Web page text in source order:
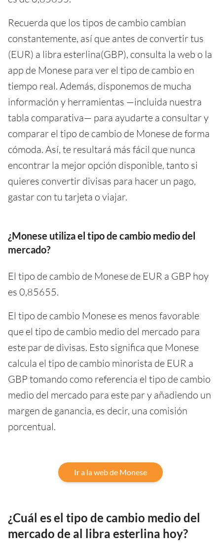
Recuerda que los tipos de cambio cambian
constantemente, así que antes de convertir tus
(EUR) a libra esterlina(GBP), consulta la web o la
app de Monese para ver el tipo de cambio en
tiempo real. Además, disponemos de mucha
información y herramientas —incluida nuestra
tabla comparativa— para ayudarte a consultar y
comparar el tipo de cambio de Monese de forma
cómoda. Así, te resultará más fácil que nunca
encontrar la mejor opción disponible, tanto si
quieres convertir divisas para hacer un pago,
gastar con tu tarjeta o viajar.
¿Monese utiliza el tipo de cambio medio del
mercado?
El tipo de cambio de Monese de EUR a GBP hoy
es 0,85655.
El tipo de cambio Monese es menos favorable
que el tipo de cambio medio del mercado para
este par de divisas. Esto significa que Monese
calcula el tipo de cambio minorista de EUR a
GBP tomando como referencia el tipo de cambio
medio del mercado para este par y añadiendo un
margen de ganancia, es decir, una comisión
porcentual.
Ir a la web de Monese
¿Cuál es el tipo de cambio medio del
mercado de al libra esterlina hoy?